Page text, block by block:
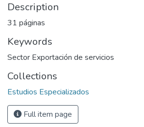
Description
31 páginas
Keywords
Sector Exportación de servicios
Collections
Estudios Especializados
Full item page